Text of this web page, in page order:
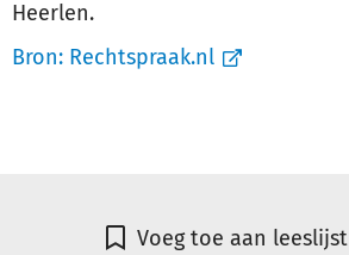
Heerlen.
Bron: Rechtspraak.nl
Voeg toe aan leeslijst